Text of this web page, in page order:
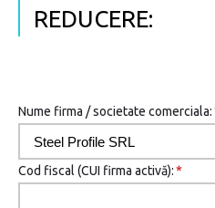
REDUCERE:
Nume firma / societate comerciala:
Cod fiscal (CUI firma activă):*